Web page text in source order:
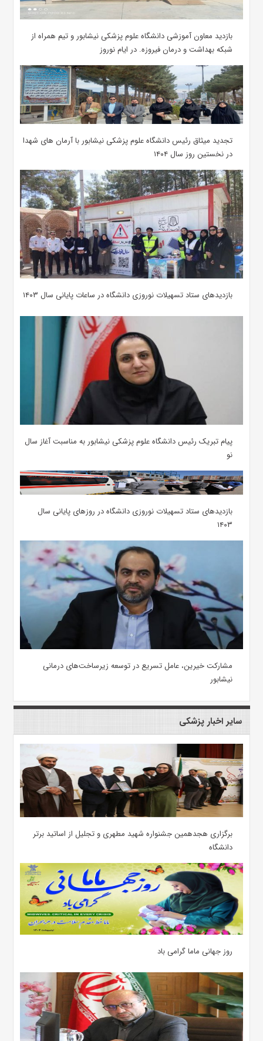
بازدید معاون آموزشی دانشگاه علوم پزشکی نیشابور و تیم همراه از
شبکه بهداشت و درمان فیروزه. در ایام نوروز
تجدید میثاق رئیس دانشگاه علوم پزشکی نیشابور با آرمان های شهدا
در نخستین روز سال ۱۴۰۴
بازدیدهای ستاد تسهیلات نوروزی دانشگاه در ساعات پایانی سال ۱۴۰۳
پیام تبریک رئیس دانشگاه علوم پزشکی نیشابور به مناسبت آغاز سال
نو
بازدیدهای ستاد تسهیلات نوروزی دانشگاه در روزهای پایانی سال
۱۴۰۳
مشارکت خیرین، عامل تسریع در توسعه زیرساخت‌های درمانی
نیشابور
سایر اخبار پزشکی
برگزاری هجدهمین جشنواره شهید مطهری و تجلیل از اساتید برتر
دانشگاه
روز جهانی ماما گرامی باد